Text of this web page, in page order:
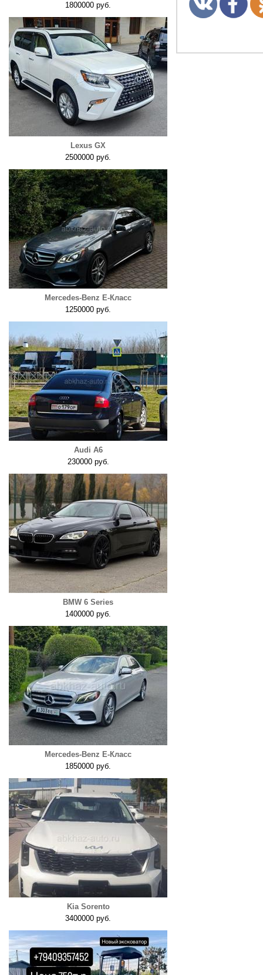
1800000 руб.
Lexus GX
2500000 руб.
Mercedes-Benz E-Класс
1250000 руб.
Audi A6
230000 руб.
BMW 6 Series
1400000 руб.
Mercedes-Benz E-Класс
1850000 руб.
Kia Sorento
3400000 руб.